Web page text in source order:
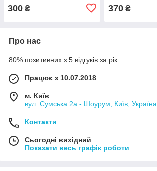
300 ₴ 370₴
Про нас
80% позитивних з 5 відгуків за рік
Працює з 10.07.2018
м. Київ
вул. Сумська 2а - Шоурум, Київ, Україна
Контакти
Сьогодні вихідний
Показати весь графік роботи